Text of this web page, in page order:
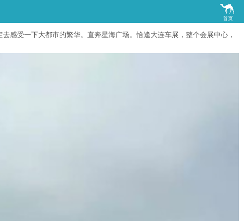

首页
感受一下大都市的繁华。直奔星海广场。恰逢大连车展，整个会展中心，